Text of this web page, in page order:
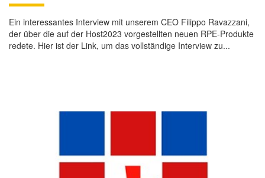
Ein interessantes Interview mit unserem CEO Filippo Ravazzani,
der über die auf der Host2023 vorgestellten neuen RPE-Produkte
redete. Hier ist der Link, um das vollständige Interview zu...